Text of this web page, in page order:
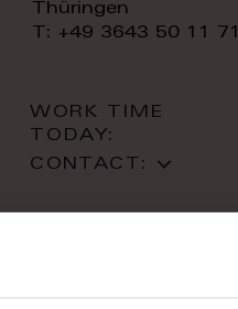
Thüringen
T: +49 3643 50 11 71
WORK TIME
TODAY:
CONTACT: